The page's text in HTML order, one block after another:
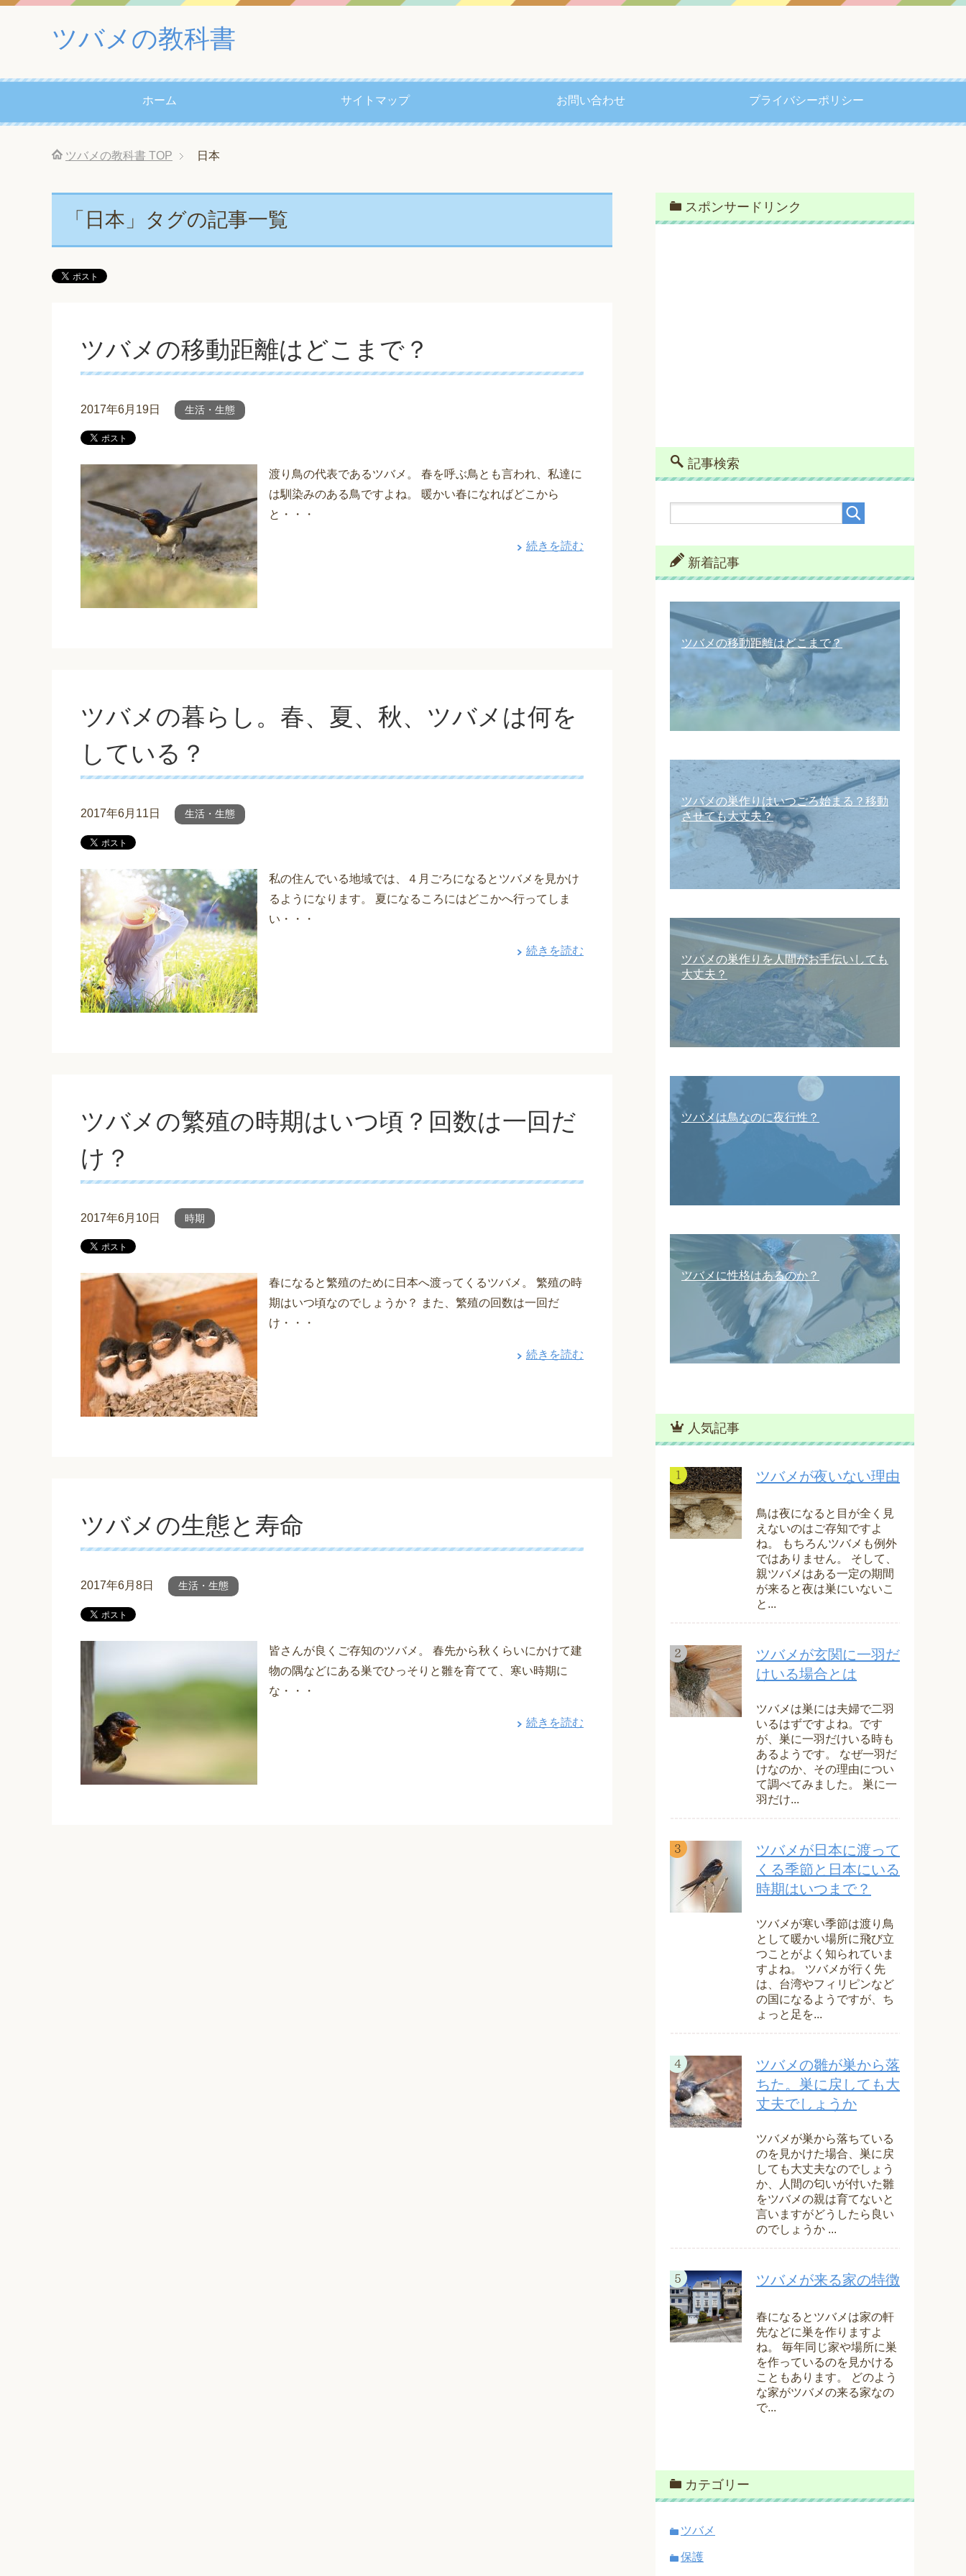
ツバメの教科書
ホーム サイトマップ お問い合わせ プライバシーポリシー
ツバメの教科書 TOP 日本
「日本」タグの記事一覧
ツバメの移動距離はどこまで？
2017年6月19日 生活・生態
渡り鳥の代表であるツバメ。 春を呼ぶ鳥とも言われ、私達に
は馴染みのある鳥ですよね。 暖かい春になればどこから
と・・・
続きを読む
ツバメの暮らし。春、夏、秋、ツバメは何を
している？
2017年6月11日 生活・生態
私の住んでいる地域では、４月ごろになるとツバメを見かけ
るようになります。 夏になるころにはどこかへ行ってしま
い・・・
続きを読む
ツバメの繁殖の時期はいつ頃？回数は一回だ
け？
2017年6月10日 時期
春になると繁殖のために日本へ渡ってくるツバメ。 繁殖の時
期はいつ頃なのでしょうか？ また、繁殖の回数は一回だ
け・・・
続きを読む
ツバメの生態と寿命
2017年6月8日 生活・生態
皆さんが良くご存知のツバメ。 春先から秋くらいにかけて建
物の隅などにある巣でひっそりと雛を育てて、寒い時期に
な・・・
続きを読む
スポンサードリンク
記事検索
新着記事
ツバメの移動距離はどこまで？
ツバメの巣作りはいつごろ始まる？移動
させても大丈夫？
ツバメの巣作りを人間がお手伝いしても
大丈夫？
ツバメは鳥なのに夜行性？
ツバメに性格はあるのか？
人気記事
ツバメが夜いない理由
鳥は夜になると目が全く見
えないのはご存知ですよ
ね。 もちろんツバメも例外
ではありません。 そして、
親ツバメはある一定の期間
が来ると夜は巣にいないこ
と...
ツバメが玄関に一羽だ
けいる場合とは
ツバメは巣には夫婦で二羽
いるはずですよね。です
が、巣に一羽だけいる時も
あるようです。 なぜ一羽だ
けなのか、その理由につい
て調べてみました。 巣に一
羽だけ...
ツバメが日本に渡って
くる季節と日本にいる
時期はいつまで？
ツバメが寒い季節は渡り鳥
として暖かい場所に飛び立
つことがよく知られていま
すよね。 ツバメが行く先
は、台湾やフィリピンなど
の国になるようですが、ち
ょっと足を...
ツバメの雛が巣から落
ちた。巣に戻しても大
丈夫でしょうか
ツバメが巣から落ちている
のを見かけた場合、巣に戻
しても大丈夫なのでしょう
か、人間の匂いが付いた雛
をツバメの親は育てないと
言いますがどうしたら良い
のでしょうか ...
ツバメが来る家の特徴
春になるとツバメは家の軒
先などに巣を作りますよ
ね。 毎年同じ家や場所に巣
を作っているのを見かける
こともあります。 どのよう
な家がツバメの来る家なの
で...
カテゴリー
ツバメ
保護